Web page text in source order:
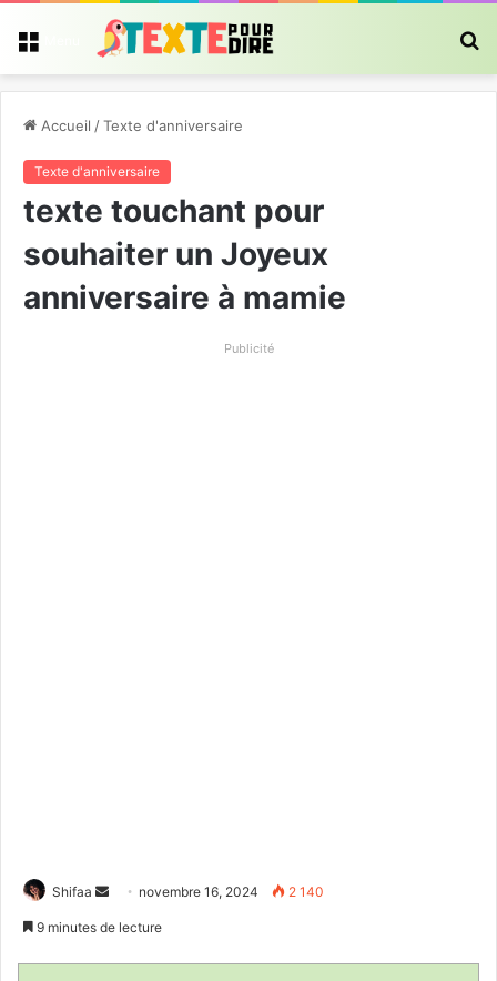
Accueil /Texte d'anniversaire
Texte d'anniversaire
texte touchant pour
souhaiter un Joyeux
anniversaire à mamie
Publicité
Shifaa
Envoyernovembre 16, 2024 2 140
9 minutes de lecture